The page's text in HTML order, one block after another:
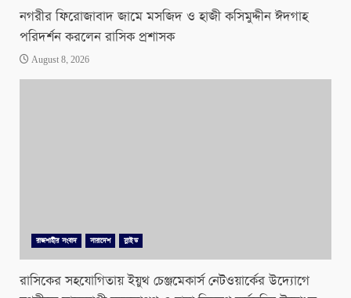
নগরীর ফিরোজাবাদ জামে মসজিদ ও হাজী কসিমুদ্দীন ঈদগাহ
পরিদর্শন করলেন রাসিক প্রশাসক
August 8, 2026
রাজশাহীর সংবাদ সারাদেশ স্লাইড
রাসিকের সহযোগিতায় ইয়ুথ চেঞ্জমেকার্স নেটওয়ার্কের উদ্যোগে